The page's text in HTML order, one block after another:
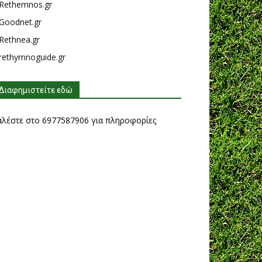
εδώ
στο 6977587906 για πληροφορίες